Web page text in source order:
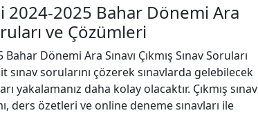
2024-2025 Bahar Dönemi Ara
ve Çözümleri
Dönemi Ara Sınavı Çıkmış Sınav Soruları
sorularını çözerek sınavlarda gelebilecek
yakalamanız daha kolay olacaktır. Çıkmış sınav
ders özetleri ve online deneme sınavları ile